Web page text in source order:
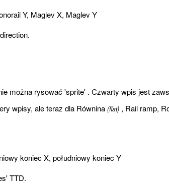
Y, Maglev X, Maglev Y
można rysować 'sprite' . Czwarty wpis jest
wpisy, ale teraz dla Równina (flat) , Rail ramp,
koniec X, południowy koniec Y
TTD.